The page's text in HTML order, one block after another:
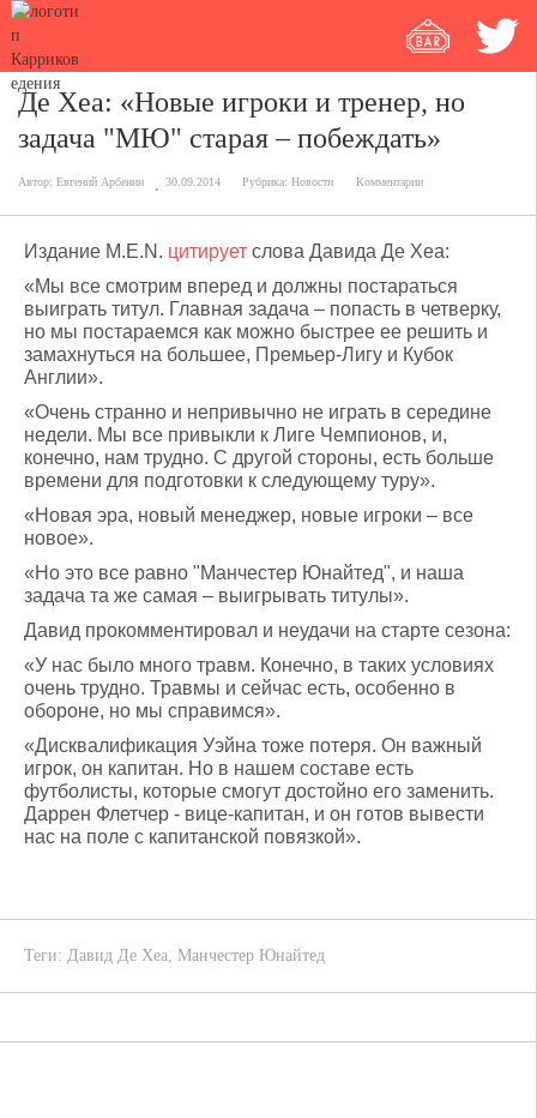
Де Хеа: «Новые игроки и тренер, но
задача "МЮ" старая – побеждать»
Автор: Евгений Арбенин 30.09.2014 Рубрика: Новости Комментарии
Издание M.E.N. цитирует слова Давида Де Хеа:
«Мы все смотрим вперед и должны постараться
выиграть титул. Главная задача – попасть в четверку,
но мы постараемся как можно быстрее ее решить и
замахнуться на большее, Премьер-Лигу и Кубок
Англии».
«Очень странно и непривычно не играть в середине
недели. Мы все привыкли к Лиге Чемпионов, и,
конечно, нам трудно. С другой стороны, есть больше
времени для подготовки к следующему туру».
«Новая эра, новый менеджер, новые игроки – все
новое».
«Но это все равно "Манчестер Юнайтед", и наша
задача та же самая – выигрывать титулы».
Давид прокомментировал и неудачи на старте сезона:
«У нас было много травм. Конечно, в таких условиях
очень трудно. Травмы и сейчас есть, особенно в
обороне, но мы справимся».
«Дисквалификация Уэйна тоже потеря. Он важный
игрок, он капитан. Но в нашем составе есть
футболисты, которые смогут достойно его заменить.
Даррен Флетчер - вице-капитан, и он готов вывести
нас на поле с капитанской повязкой».
Теги: Давид Де Хеа, Манчестер Юнайтед